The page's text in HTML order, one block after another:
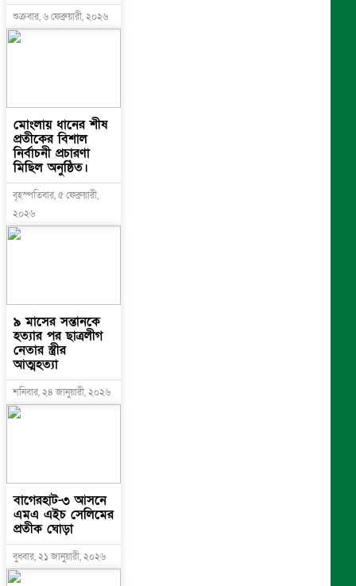
শুক্রবার, ৬ ফেব্রুয়ারী, ২০২৬
মোংলায় ধানের শীষ
প্রতীকের বিশাল
নির্বাচনী প্রচারণা
মিছিল অনুষ্ঠিত।
বৃহস্পতিবার, ৫ ফেব্রুয়ারী,
২০২৬
৯ মাসের সন্তানকে
হত্যার পর ছাত্রলীগ
নেতার স্ত্রীর
আত্মহত্যা
শনিবার, ২৪ জানুয়ারী, ২০২৬
বাগেরহাট-৩ আসনে
এমএ এইচ সেলিমের
প্রতীক ঘোড়া
বুধবার, ২১ জানুয়ারী, ২০২৬